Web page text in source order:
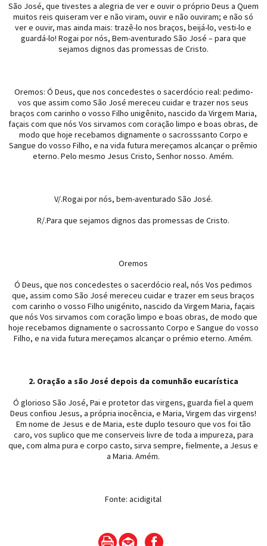
São José, que tivestes a alegria de ver e ouvir o próprio Deus a Quem
muitos reis quiseram ver e não viram, ouvir e não ouviram; e não só
ver e ouvir, mas ainda mais: trazê-lo nos braços, beijá-lo, vesti-lo e
guardá-lo! Rogai por nós, Bem-aventurado São José – para que
sejamos dignos das promessas de Cristo.
Oremos: Ó Deus, que nos concedestes o sacerdócio real: pedimo-
vos que assim como São José mereceu cuidar e trazer nos seus
braços com carinho o vosso Filho unigênito, nascido da Virgem Maria,
façais com que nós Vos sirvamos com coração limpo e boas obras, de
modo que hoje recebamos dignamente o sacrosssanto Corpo e
Sangue do vosso Filho, e na vida futura mereçamos alcançar o prêmio
eterno. Pelo mesmo Jesus Cristo, Senhor nosso. Amém.
V/.Rogai por nós, bem-aventurado São José.
R/.Para que sejamos dignos das promessas de Cristo.
Oremos
Ó Deus, que nos concedestes o sacerdócio real, nós Vos pedimos
que, assim como São José mereceu cuidar e trazer em seus braços
com carinho o vosso Filho unigénito, nascido da Virgem Maria, façais
que nós Vos sirvamos com coração limpo e boas obras, de modo que
hoje recebamos dignamente o sacrossanto Corpo e Sangue do vosso
Filho, e na vida futura mereçamos alcançar o prémio eterno. Amém.
2. Oração a são José depois da comunhão eucarística
Ó glorioso São José, Pai e protetor das virgens, guarda fiel a quem
Deus confiou Jesus, a própria inocência, e Maria, Virgem das virgens!
Em nome de Jesus e de Maria, este duplo tesouro que vos foi tão
caro, vos suplico que me conserveis livre de toda a impureza, para
que, com alma pura e corpo casto, sirva sempre, fielmente, a Jesus e
a Maria. Amém.
Fonte: acidigital